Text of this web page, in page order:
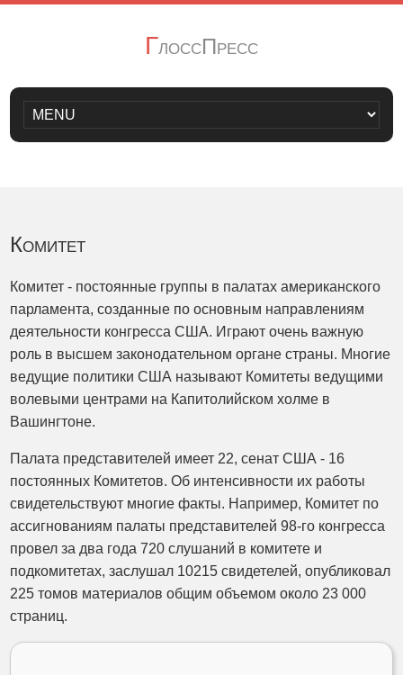
ГлоссПресс
Комитет
Комитет - постоянные группы в палатах американского
парламента, созданные по основным направлениям
деятельности конгресса США. Играют очень важную
роль в высшем законодательном органе страны. Многие
ведущие политики США называют Комитеты ведущими
волевыми центрами на Капитолийском холме в
Вашингтоне.
Палата представителей имеет 22, сенат США - 16
постоянных Комитетов. Об интенсивности их работы
свидетельствуют многие факты. Например, Комитет по
ассигнованиям палаты представителей 98-го конгресса
провел за два года 720 слушаний в комитете и
подкомитетах, заслушал 10215 свидетелей, опубликовал
225 томов материалов общим объемом около 23 000
страниц.